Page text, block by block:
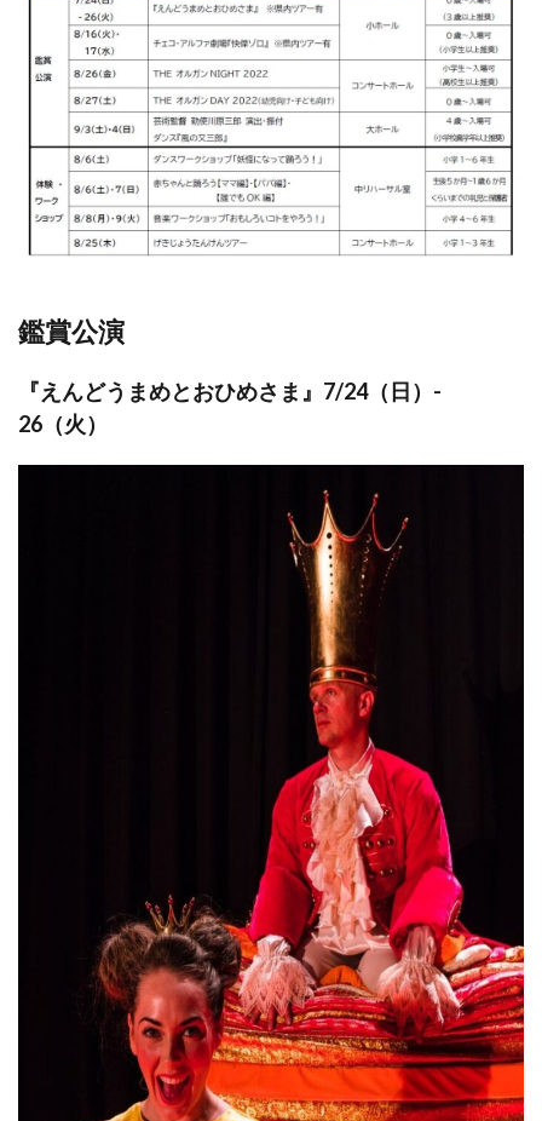
鑑賞公演
『えんどうまめとおひめさま』7/24（日）-
26（火）